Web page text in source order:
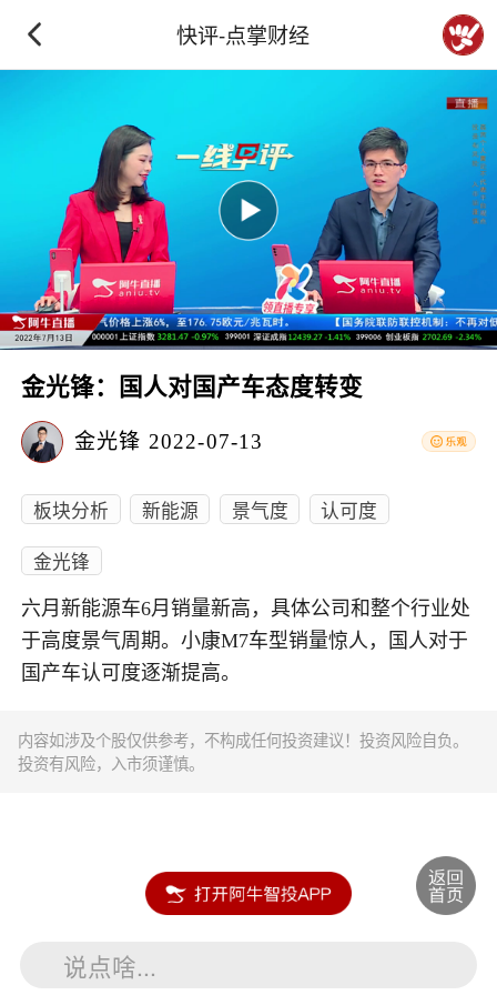
快评-点掌财经
金光锋：国人对国产车态度转变
金光锋 2022-07-13
板块分析 新能源 景气度
认可度
金光锋
六月新能源车6月销量新高，具体公司和整个行业处
于高度景气周期。小康M7车型销量惊人，国人对于
国产车认可度逐渐提高。
内容如涉及个股仅供参考，不构成任何投资建议！投资风险自负。
投资有风险，入市须谨慎。
说点啥...